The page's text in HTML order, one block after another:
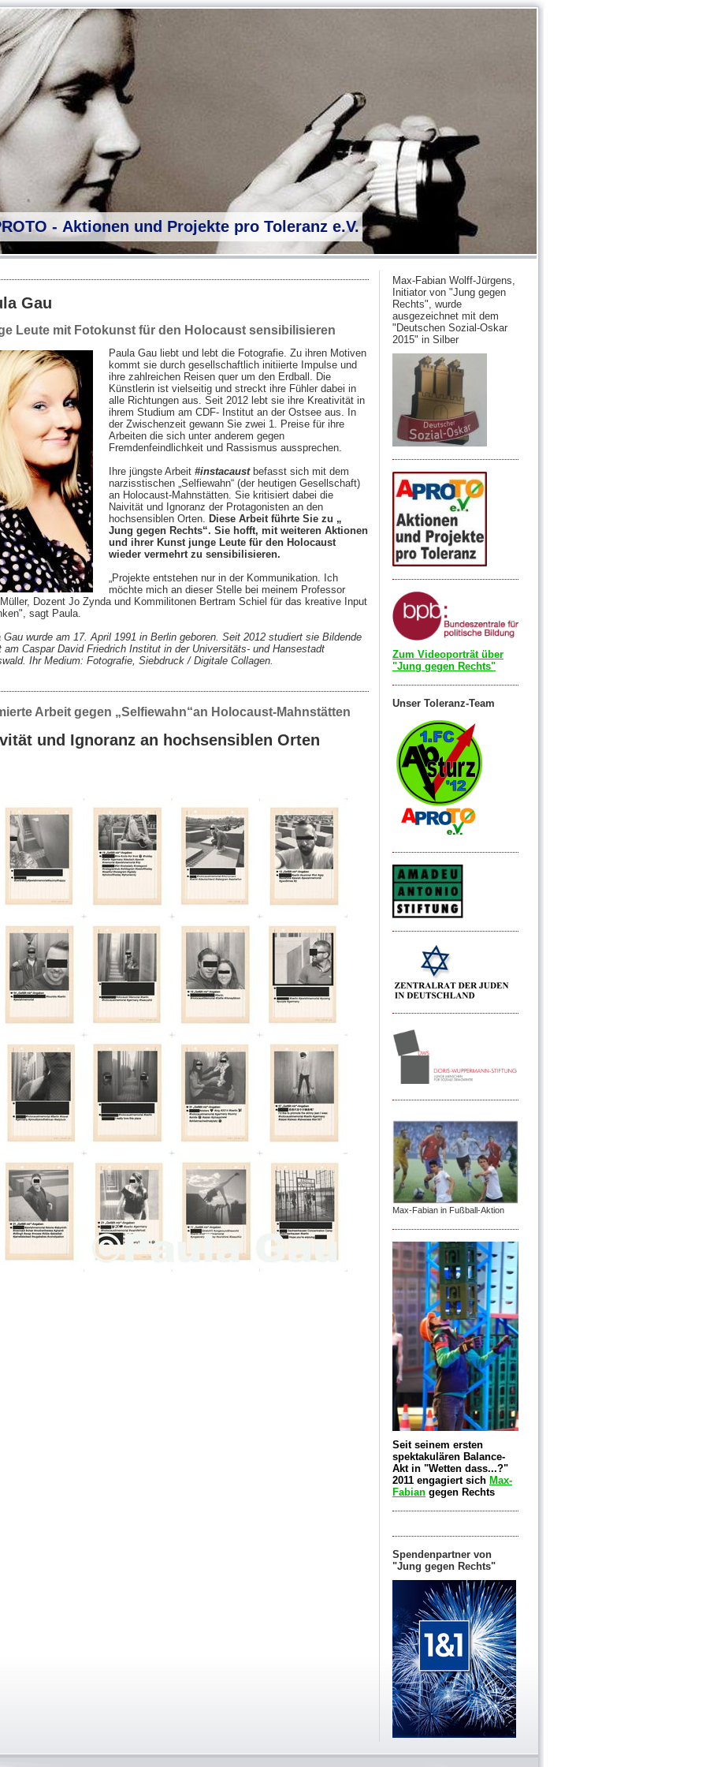
- Aktionen und Projekte pro Toleranz e.V.
Gau
Leute mit Fotokunst für den Holocaust sensibilisieren
Paula Gau liebt und lebt die Fotografie. Zu ihren Motiven
kommt sie durch gesellschaftlich initiierte Impulse und
ihre zahlreichen Reisen quer um den Erdball. Die
Künstlerin ist vielseitig und streckt ihre Fühler dabei in
alle Richtungen aus. Seit 2012 lebt sie ihre Kreativität in
ihrem Studium am CDF- Institut an der Ostsee aus. In
der Zwischenzeit gewann Sie zwei 1. Preise für ihre
Arbeiten die sich unter anderem gegen
Fremdenfeindlichkeit und Rassismus aussprechen.
Ihre jüngste Arbeit #instacaustbefasst sich mit dem
narzisstischen „Selfiewahn“ (der heutigen Gesellschaft)
an Holocaust-Mahnstätten. Sie kritisiert dabei die
Naivität und Ignoranz der Protagonisten an den
hochsensiblen Orten. Diese Arbeit führte Sie zu „
Jung gegen Rechts“. Sie hofft, mit weiteren Aktionen
und ihrer Kunst junge Leute für den Holocaust
wieder vermehrt zu sensibilisieren.
„Projekte entstehen nur in der Kommunikation. Ich
möchte mich an dieser Stelle bei meinem Professor
Dozent Jo Zynda und Kommilitonen Bertram Schiel für das kreative Input
sagt Paula.
Gau wurde am 17. April 1991 in Berlin geboren. Seit 2012 studiert sie Bildende
am Caspar David Friedrich Institut in der Universitäts- und Hansestadt
Ihr Medium: Fotografie, Siebdruck / Digitale Collagen.
Arbeit gegen „Selfiewahn“an Holocaust-Mahnstätten
und Ignoranz an hochsensiblen Orten
Max-Fabian Wolff-Jürgens,
Initiator von "Jung gegen
Rechts", wurde
ausgezeichnet mit dem
"Deutschen Sozial-Oskar
2015" in Silber
Zum Videoporträt über
"Jung gegen Rechts"
Unser Toleranz-Team
Max-Fabian in Fußball-Aktion
Seit seinem ersten
spektakulären Balance-
Akt in "Wetten dass...?"
2011 engagiert sich Max-
Fabian gegen Rechts
Spendenpartner von
"Jung gegen Rechts"